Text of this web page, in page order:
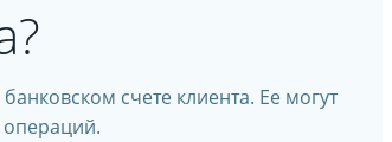
счете клиента. Ее могут
операций.